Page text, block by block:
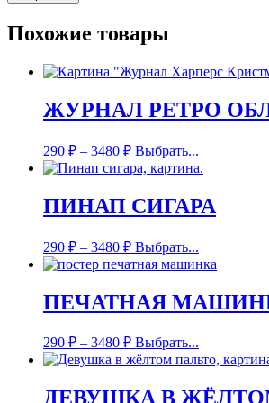
Похожие товары
ЖУРНАЛ РЕТРО
290 ₽ – 3480 ₽ Выбрать...
ПИНАП СИГАРА
290 ₽ – 3480 ₽ Выбрать...
ПЕЧАТНАЯ
290 ₽ – 3480 ₽ Выбрать...
ДЕВУШКА В